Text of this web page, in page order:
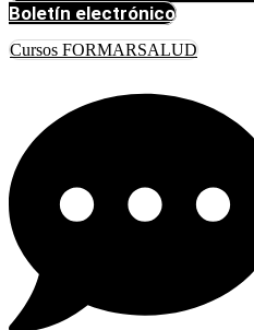
Boletín electrónico
Cursos FORMARSALUD